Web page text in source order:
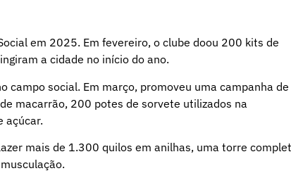
em 2025. Em fevereiro, o clube doou 200 kits de
a cidade no início do ano.
social. Em março, promoveu uma campanha de
macarrão, 200 potes de sorvete utilizados na
açúcar.
mais de 1.300 quilos em anilhas, uma torre